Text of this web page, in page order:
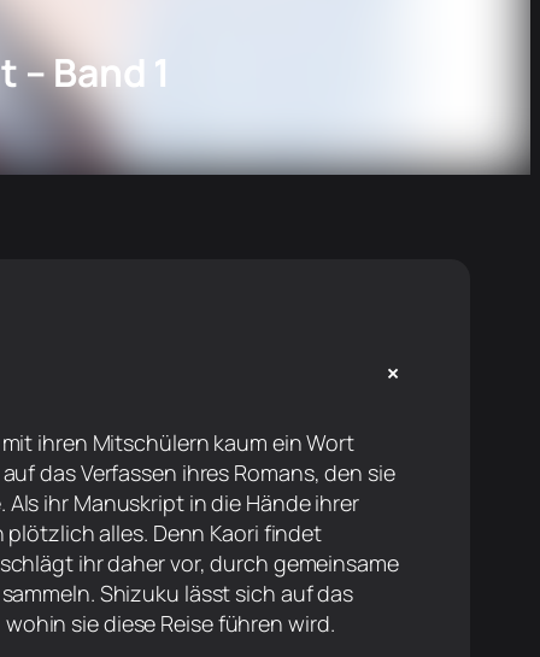
Band 1
+
ihren Mitschülern kaum ein Wort
das Verfassen ihres Romans, den sie
ihr Manuskript in die Hände ihrer
alles. Denn Kaori findet
ihr daher vor, durch gemeinsame
Shizuku lässt sich auf das
sie diese Reise führen wird.